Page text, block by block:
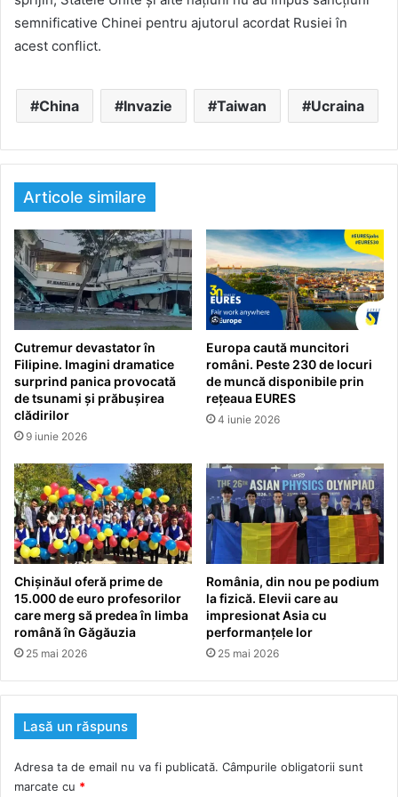
semnificative Chinei pentru ajutorul acordat Rusiei în
acest conflict.
China Invazie Taiwan Ucraina
Articole similare
Cutremur devastator în
Filipine. Imagini dramatice
surprind panica provocată
de tsunami și prăbușirea
clădirilor
9 iunie 2026
Europa caută muncitori
români. Peste 230 de locuri
de muncă disponibile prin
rețeaua EURES
4 iunie 2026
Chișinăul oferă prime de
15.000 de euro profesorilor
care merg să predea în limba
română în Găgăuzia
25 mai 2026
România, din nou pe podium
la fizică. Elevii care au
impresionat Asia cu
performanțele lor
25 mai 2026
Lasă un răspuns
Adresa ta de email nu va fi publicată. Câmpurile obligatorii sunt
marcate cu *